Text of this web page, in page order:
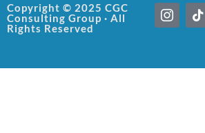
Copyright © 2025 CGC
Consulting Group · All
Rights Reserved
I
c
i
T
i
k